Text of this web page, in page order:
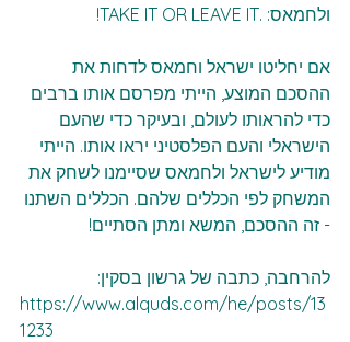
ולחמאס: .TAKE IT OR LEAVE IT!
אם יחליטו ישראל וחמאס לדחות את
ההסכם המוצע, הייתי מפרסם אותו ברבים
כדי להראותו לעולם, ובעיקר כדי שהעם
הישראלי והעם הפלסטיני יראו אותו. הייתי
מודיע לישראל ולחמאס שסיימנו לשחק את
המשחק לפי הכללים שלהם. הכללים השתנו
- זה ההסכם, המשא ומתן הסתיים!
להרחבה, כתבה של גרשון בסקין:
https://www.alquds.com/he/posts/13
1233